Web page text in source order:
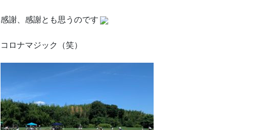
感謝、感謝とも思うのです
コロナマジック（笑）